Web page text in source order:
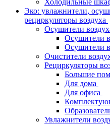
Холодильные
Эко: увлажнители,
рециркуляторы воздуха
Осушители
Осушители
Осушители
Очистители
Рециркуляторы
Большие
Для дома
Для офиса
Увлажнители